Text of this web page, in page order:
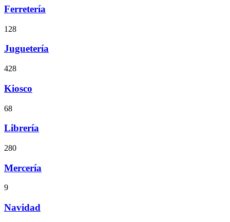
Ferretería
128
Juguetería
428
Kiosco
68
Librería
280
Mercería
9
Navidad